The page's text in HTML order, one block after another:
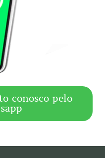
conosco pelo